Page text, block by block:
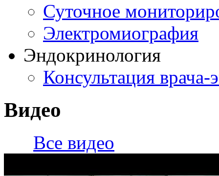
Суточное
Электромиография
Эндокринология
Консультация врача-
Видео
Все видео